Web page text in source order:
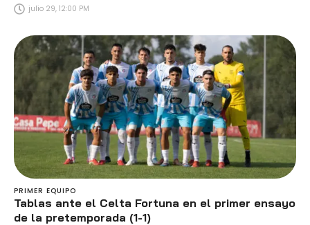
julio 29, 12:00 PM
PRIMER EQUIPO
Tablas ante el Celta Fortuna en el primer ensayo
de la pretemporada (1-1)